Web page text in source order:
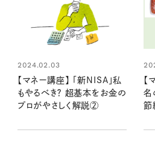
2024.02.03
【マネー講座】 「新NISA」私
もやるべき？ 超基本をお金の
プロがやさしく解説②
【
名
節